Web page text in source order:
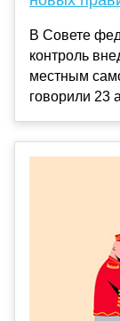
В Совете
контроль
местным
говорили 23